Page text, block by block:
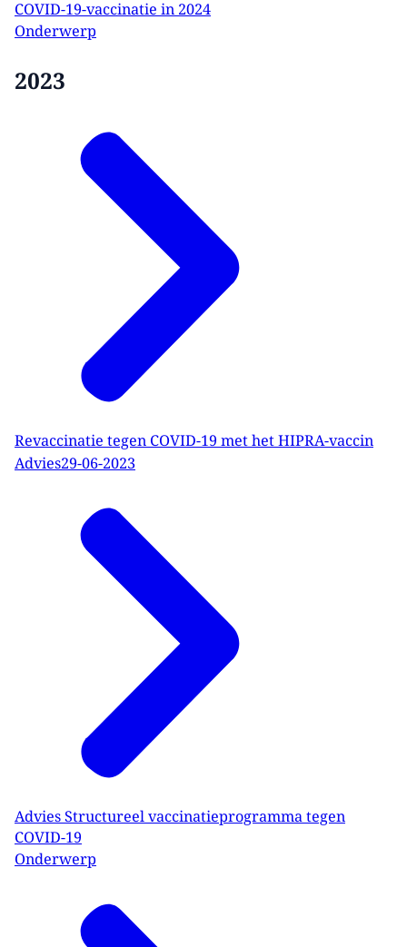
COVID-19-vaccinatie in 2024
Onderwerp
2023
Revaccinatie tegen COVID-19 met het HIPRA-vaccin
Advies29-06-2023
Advies Structureel vaccinatieprogramma tegen
COVID-19
Onderwerp